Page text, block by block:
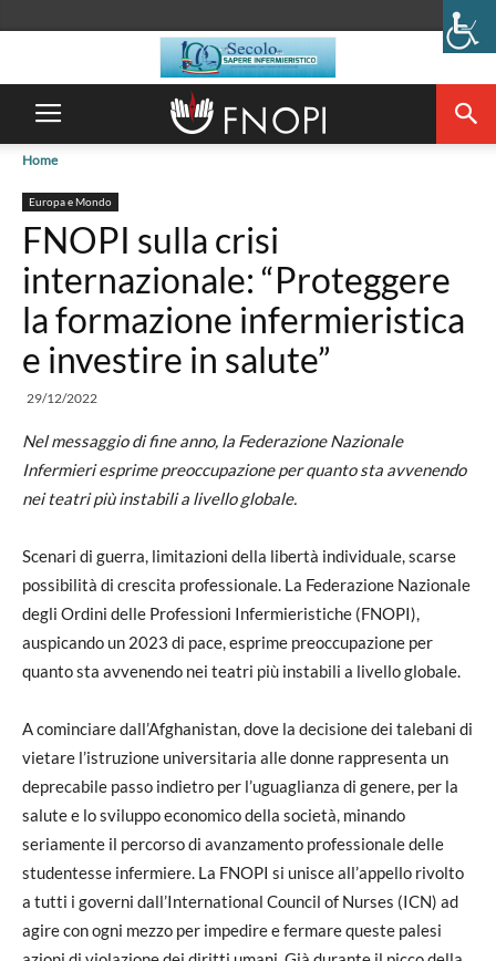
Home
Europa e Mondo
FNOPI sulla crisi
internazionale: “Proteggere
la formazione infermieristica
e investire in salute”
29/12/2022
Nel messaggio di fine anno, la Federazione Nazionale
Infermieri esprimepreoccupazione per quanto sta avvenendo
nei teatri più instabili a livello globale.
Scenari di guerra, limitazioni della libertà individuale, scarse
possibilità di crescita professionale. La Federazione Nazionale
degli Ordini delle Professioni Infermieristiche (FNOPI),
auspicando un 2023 di pace, esprime preoccupazione per
quanto sta avvenendo nei teatri più instabili a livello globale.
A cominciare dall’Afghanistan, dove la decisione dei talebani di
vietare l’istruzione universitaria alle donne rappresenta un
deprecabile passo indietro per l’uguaglianza di genere, per la
salute e lo sviluppo economico della società, minando
seriamente il percorso di avanzamento professionale delle
studentesse infermiere. La FNOPI si unisce all’appello rivolto
a tutti i governi dall’International Council of Nurses (ICN) ad
agire con ogni mezzo per impedire e fermare queste palesi